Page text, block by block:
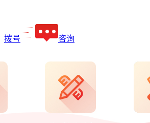
拨号 咨询